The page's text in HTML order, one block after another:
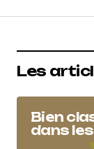
Les
Bien
dans